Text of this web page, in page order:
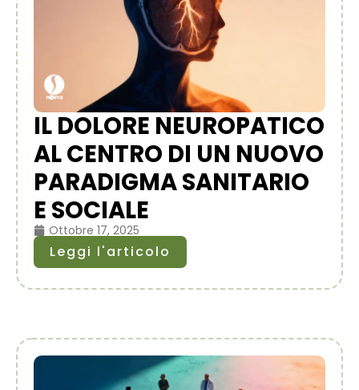
IL DOLORE NEUROPATICO
AL CENTRO DI UN NUOVO
PARADIGMA SANITARIO
E SOCIALE
Ottobre 17, 2025
Leggi l'articolo